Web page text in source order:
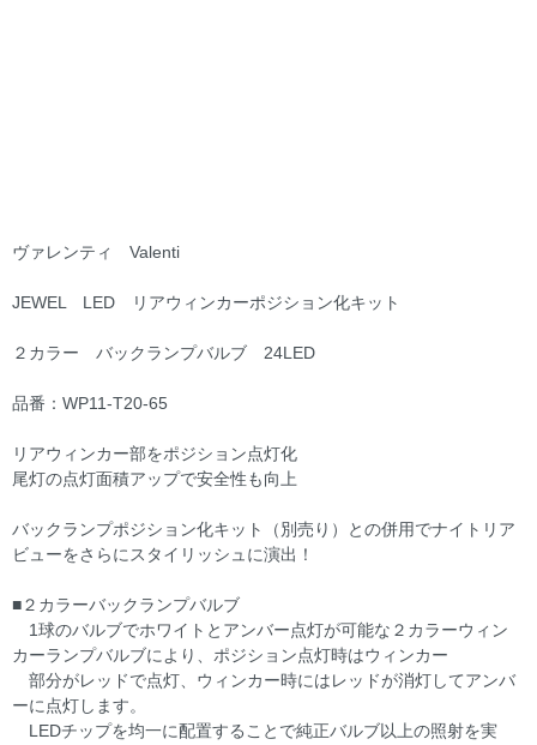
ヴァレンティ Valenti
JEWEL LED リアウィンカーポジション化キット
２カラー バックランプバルブ 24LED
品番：WP11-T20-65
リアウィンカー部をポジション点灯化
尾灯の点灯面積アップで安全性も向上
バックランプポジション化キット（別売り）との併用でナイトリア
ビューをさらにスタイリッシュに演出！
■２カラーバックランプバルブ
1球のバルブでホワイトとアンバー点灯が可能な２カラーウィン
カーランプバルブにより、ポジション点灯時はウィンカー
部分がレッドで点灯、ウィンカー時にはレッドが消灯してアンバ
ーに点灯します。
LEDチップを均一に配置することで純正バルブ以上の照射を実